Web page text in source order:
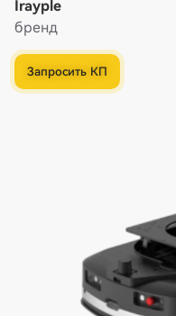
Irayple
бренд
Запросить КП